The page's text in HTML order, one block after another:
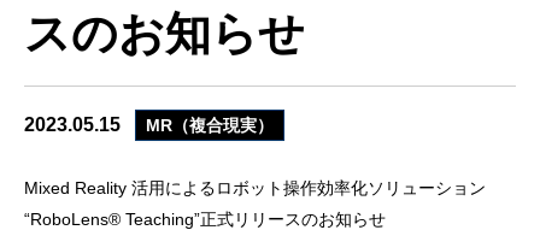
スのお知らせ
2023.05.15 MR（複合現実）
Mixed Reality 活用によるロボット操作効率化ソリューション
“RoboLens® Teaching”正式リリースのお知らせ